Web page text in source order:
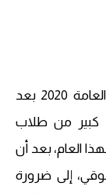
نشرت وزارة التربية جدول امتحانات الثانوية العامة 2020 بعد
كبير من طلاب
العام، بعد أن
شوقي، إلى ضرورة